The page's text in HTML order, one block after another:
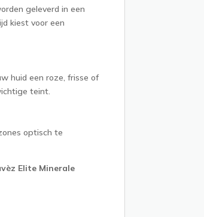
geleverd in een
kiest voor een
huid een roze, frisse of
teint.
optisch te
Elite Minerale